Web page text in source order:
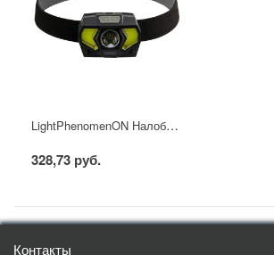
LightPhenomenON Налобный фонарь 4в1 на батарейках, 3-х лучевой LT-H2337
328,73 руб.
Контакты